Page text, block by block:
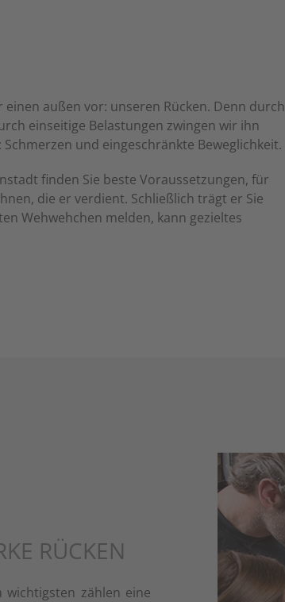
außen vor: unseren Rücken. Denn durch
einseitige Belastungen zwingen wir ihn
und eingeschränkte Beweglichkeit.
finden Sie beste Voraussetzungen, für
die er verdient. Schließlich trägt er Sie
Wehwehchen melden, kann gezieltes
RÜCKEN
zählen eine